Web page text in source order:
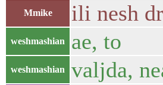
Mmike ili nesh
weshmashian ae, to
weshmashian valjda,